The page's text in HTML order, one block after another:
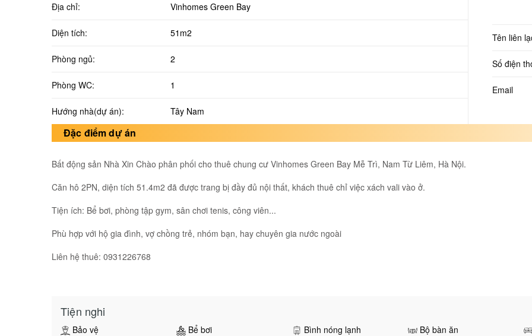
Địa chỉ: Vinhomes Green Bay
Diện tích: 51m2
Phòng ngủ: 2
Phòng WC: 1
Hướng nhà(dự án): Tây Nam
Tên liên
Số điện
Email
Đặc điểm dự án
Bất động sản Nhà Xin Chào phân phối cho thuê chung cư Vinhomes Green Bay Mễ Trì, Nam Từ Liêm, Hà Nội.
Căn hô 2PN, diện tích 51.4m2 đã được trang bị đầy đủ nội thất, khách thuê chỉ việc xách vali vào ở.
Tiện ích: Bể bơi, phòng tập gym, sân chơi tenis, công viên...
Phù hợp với hộ gia đình, vợ chồng trẻ, nhóm bạn, hay chuyên gia nước ngoài
Liên hệ thuê: 0931226768
Tiện nghi
Bảo vệ Bể bơi Bình nóng lạnh Bộ bàn ăn